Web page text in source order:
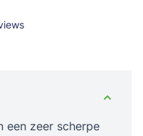
een zeer scherpe